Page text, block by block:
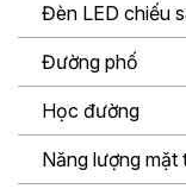
Đèn LED chiếu
Đường phố
Học đường
Năng lượng mặt